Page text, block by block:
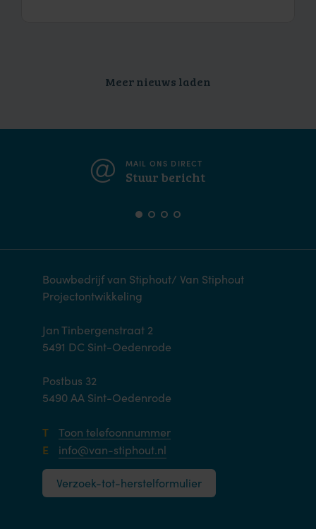
Meer nieuws laden
MAIL ONS DIRECT
Stuur bericht
Bouwbedrijf van Stiphout/ Van Stiphout
Projectontwikkeling
Jan Tinbergenstraat 2
5491 DC Sint-Oedenrode
Postbus 32
5490 AA Sint-Oedenrode
T Toon telefoonnummer
E info@van-stiphout.nl
Verzoek-tot-herstelformulier